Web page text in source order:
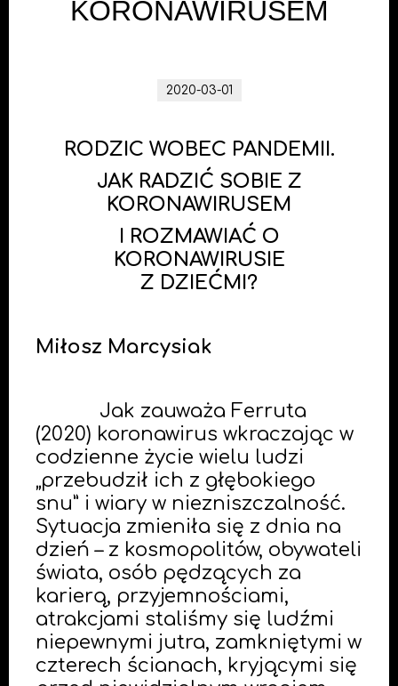
KORONAWIRUSEM
2020-03-01
RODZIC WOBEC PANDEMII.
JAK RADZIĆ SOBIE Z
KORONAWIRUSEM
I ROZMAWIAĆ O
KORONAWIRUSIE
Z DZIEĆMI?
Miłosz Marcysiak
Jak zauważa Ferruta
(2020) koronawirus wkraczając w
codzienne życie wielu ludzi
„przebudził ich z głębokiego
snu” i wiary w niezniszczalność.
Sytuacja zmieniła się z dnia na
dzień – z kosmopolitów, obywateli
świata, osób pędzących za
karierą, przyjemnościami,
atrakcjami staliśmy się ludźmi
niepewnymi jutra, zamkniętymi w
czterech ścianach, kryjącymi się